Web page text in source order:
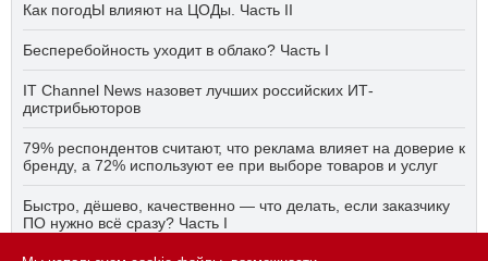
Как погодЫ влияют на ЦОДы. Часть II
Бесперебойность уходит в облако? Часть I
IT Channel News назовет лучших российских ИТ-
дистрибьюторов
79% респондентов считают, что реклама влияет на доверие к
бренду, а 72% используют ее при выборе товаров и услуг
Быстро, дёшево, качественно — что делать, если заказчику
ПО нужно всё сразу? Часть I